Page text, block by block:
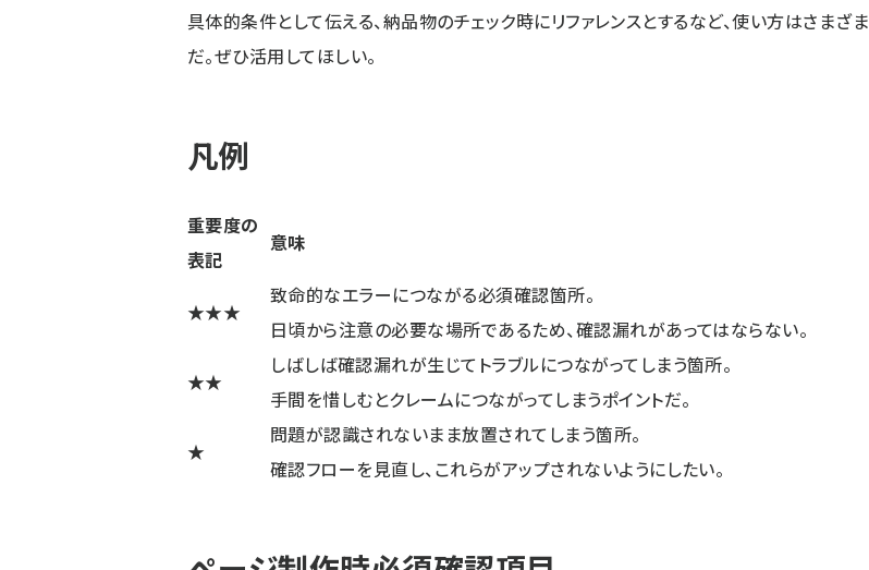
具体的条件として伝える、納品物のチェック時にリファレンスとするなど、使い方はさまざま
だ。ぜひ活用してほしい。
凡例
重要度の
表記
意味
★★★
致命的なエラーにつながる必須確認箇所。
日頃から注意の必要な場所であるため、確認漏れがあってはならない。
★★
しばしば確認漏れが生じてトラブルにつながってしまう箇所。
手間を惜しむとクレームにつながってしまうポイントだ。
★
問題が認識されないまま放置されてしまう箇所。
確認フローを見直し、これらがアップされないようにしたい。